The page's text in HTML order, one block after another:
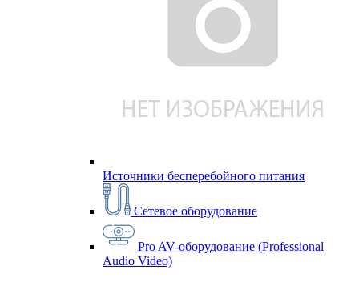
Источники бесперебойного питания
Сетевое оборудование
Pro AV-оборудование (Professional
Audio Video)